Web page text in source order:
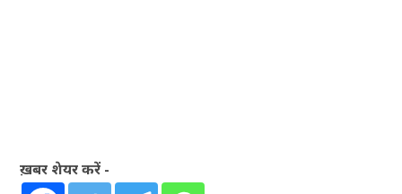
ख़बर शेयर करें -